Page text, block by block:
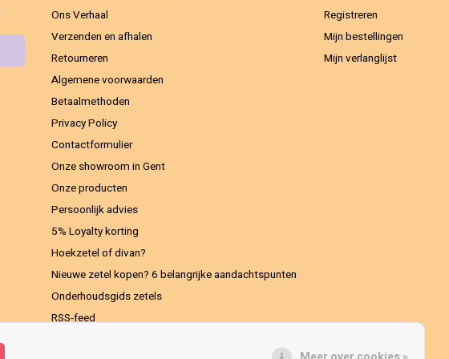
Ons Verhaal
Verzenden en afhalen
Retourneren
Algemene voorwaarden
Betaalmethoden
Privacy Policy
Contactformulier
Onze showroom in Gent
Onze producten
Persoonlijk advies
5% Loyalty korting
Hoekzetel of divan?
Nieuwe zetel kopen? 6 belangrijke aandachtspunten
Onderhoudsgids zetels
RSS-feed
Registreren
Mijn bestellingen
Mijn verlanglijst